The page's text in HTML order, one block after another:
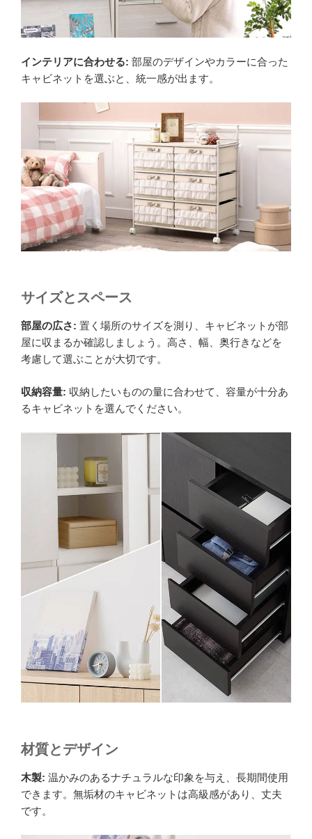
インテリアに合わせる: 部屋のデザインやカラーに合った
キャビネットを選ぶと、統一感が出ます。
サイズとスペース
部屋の広さ: 置く場所のサイズを測り、キャビネットが部
屋に収まるか確認しましょう。高さ、幅、奥行きなどを
考慮して選ぶことが大切です。
収納容量: 収納したいものの量に合わせて、容量が十分あ
るキャビネットを選んでください。
材質とデザイン
木製: 温かみのあるナチュラルな印象を与え、長期間使用
できます。無垢材のキャビネットは高級感があり、丈夫
です。